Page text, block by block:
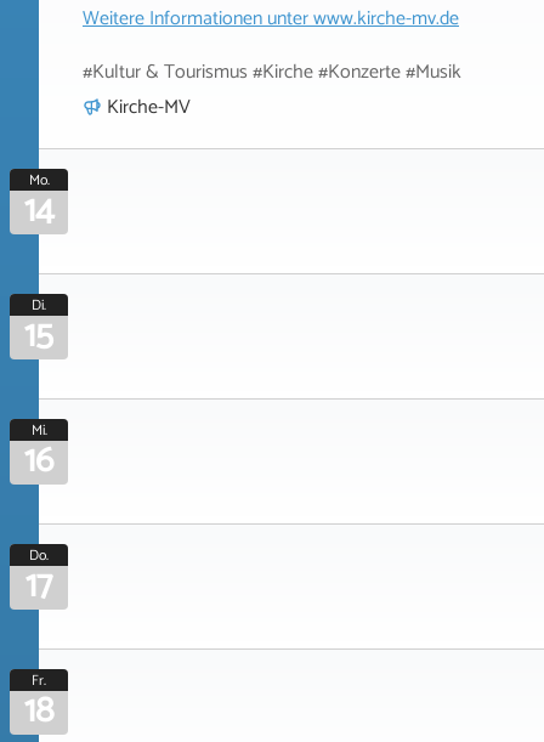
Weitere Informationen unterwww.kirche-mv.de
#Kultur & Tourismus #Kirche #Konzerte #Musik
Kirche-MV
Mo.
14
Di.
15
Mi.
16
Do.
17
Fr.
18